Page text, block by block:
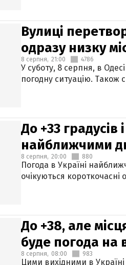
Вулиці
одразу низку
8 серпня, 21:00 4786
У суботу, 8 серпня, в
погодну ситуацію. Також
До +33
найближчими
8 серпня, 20:00 880
Погода в Україні
очікуються короткочасні
До +38, але
буде погода на
8 серпня, 08:00 983
Цими вихідними в